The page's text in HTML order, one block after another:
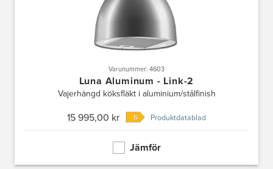
Varunummer: 4603
Luna Aluminum - Link-2
Vajerhängd köksfläkt i aluminium/stålfinish
15 995,00 kr Produktdatablad
Jämför